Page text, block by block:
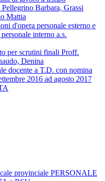
Barbara, Grassi
Mattia
d'opera personale esterno e
interno a.s.
per scrutini finali Proff.
Denina
docente a T.D. con nomina
2016 ad agosto 2017
provinciale PERSONALE